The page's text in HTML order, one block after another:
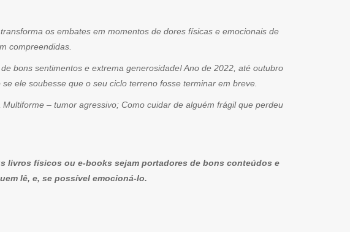
os embates em momentos de dores físicas e emocionais de
compreendidas.
bons sentimentos e extrema generosidade! Ano de 2022, até outubro
ele soubesse que o seu ciclo terreno fosse terminar em breve.
– tumor agressivo; Como cuidar de alguém frágil que perdeu
livros físicos ou e-books sejam portadores de bons conteúdos e
lê, e, se possível emocioná-lo.